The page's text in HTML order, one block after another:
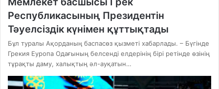
Республикасының Президентін
Тәуелсіздік күнімен құттықтады
Бұл туралы Ақорданың баспасөз қызметі хабарлады. – Бүгінде
Грекия Еуропа Одағының белсенді елдерінің бірі ретінде өзінің
тұрақты даму, халықтың әл-ауқатын…